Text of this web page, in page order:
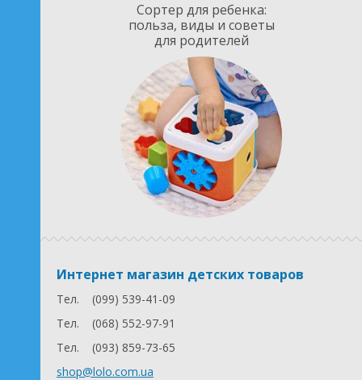
Сортер для ребенка:
польза, виды и советы
для родителей
Интернет магазин детских товаров
Тел.
(099) 539-41-09
Тел.
(068) 552-97-91
Тел.
(093) 859-73-65
shop@lolo.com.ua